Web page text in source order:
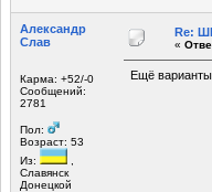
Александр
Слав
Карма: +52/-0
Сообщений:
2781
Пол:
Возраст: 53
Из:
Славянск
Донецкой
Re:
«
Ещё варианты